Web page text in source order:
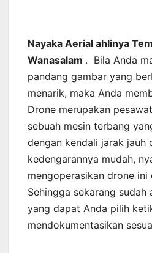
Nayaka Aerial ahlinya
Wanasalam . Bila Anda
pandang gambar yang
menarik, maka Anda
Drone merupakan
sebuah mesin terbang
dengan kendali jarak jauh
kedengarannya mudah,
mengoperasikan drone ini
Sehingga sekarang
yang dapat Anda pilih
mendokumentasikan